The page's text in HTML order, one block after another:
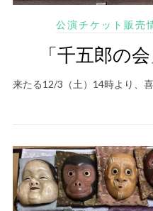
公演チケット販売
「千五郎の
来たる12/3（土）14時より、